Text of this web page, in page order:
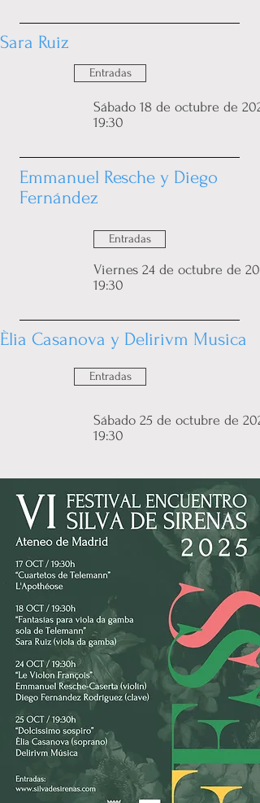
Sara Ruiz
Entradas
Sábado 18 de octubre de
19:30
Emmanuel Resche y Diego
Fernández
Entradas
Viernes 24 de octubre de
19:30
Èlia Casanova y Delirivm Musica
Entradas
Sábado 25 de octubre de
19:30